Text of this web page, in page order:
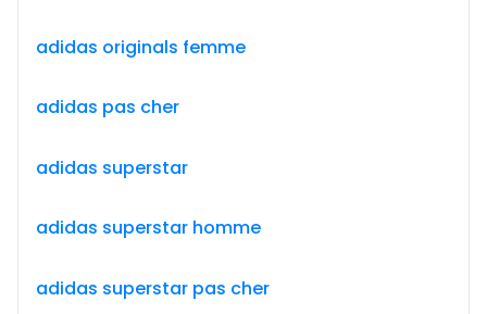
adidas originals femme
adidas pas cher
adidas superstar
adidas superstar homme
adidas superstar pas cher